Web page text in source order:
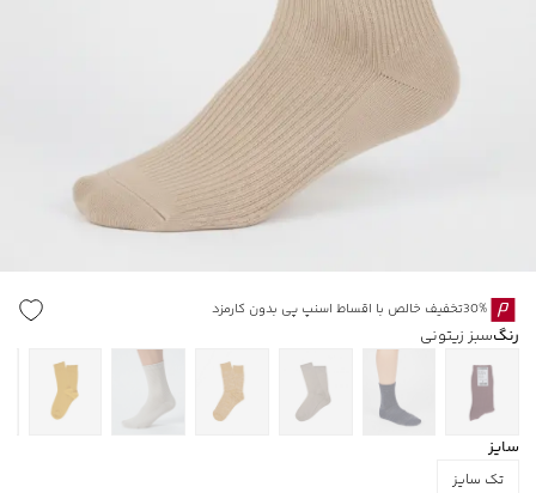
30%تخفیف خالص با اقساط اسنپ پی بدون کارمزد
رنگسبز زیتونی
سایز
تک سایز